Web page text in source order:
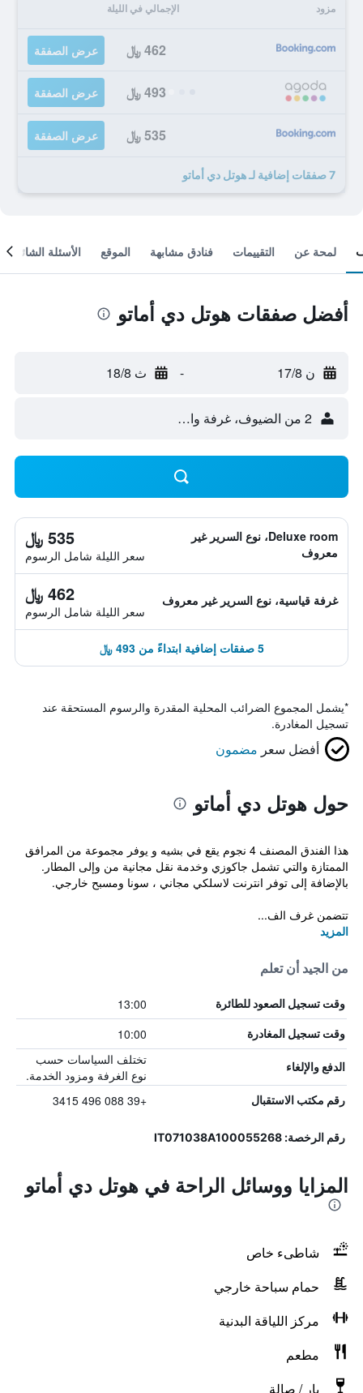
مزود الإجمالي في الليلة
462 ﷼ عرض الصفقة
493 ﷼ عرض الصفقة
535 ﷼ عرض الصفقة
7 صفقات إضافية لـ هوتل دي أماتو
لمحة عن التقييمات فنادق مشابهة الموقع الأسئلة الشائعة
أفضل صفقات هوتل دي أماتو
ن 17/8 - ث 18/8
2 من الضيوف، غرفة واحدة
Deluxe room، نوع السرير غير
معروف
535 ﷼
سعر الليلة شامل الرسوم
غرفة قياسية، نوع السرير غير معروف 462 ﷼
سعر الليلة شامل الرسوم
5 صفقات إضافية ابتداءً من 493 ﷼
*يشمل المجموع الضرائب المحلية المقدرة والرسوم المستحقة عند
تسجيل المغادرة.
أفضل سعر مضمون
حول هوتل دي أماتو
هذا الفندق المصنف 4 نجوم يقع في بشيه و يوفر مجموعة من المرافق
الممتازة والتي تشمل جاكوزي وخدمة نقل مجانية من وإلى المطار.
بالإضافة إلى توفر انترنت لاسلكي مجاني ، سونا ومسبح خارجي.
تتضمن غرف الف...
المزيد
من الجيد أن تعلم
وقت تسجيل الصعود للطائرة 13:00
وقت تسجيل المغادرة 10:00
الدفع والإلغاء
تختلف السياسات حسب
نوع الغرفة ومزود الخدمة.
رقم مكتب الاستقبال +39 088 496 3415
رقم الرخصة: IT071038A100055268
المزايا ووسائل الراحة في هوتل دي أماتو
شاطىء خاص
حمام سباحة خارجي
مركز اللياقة البدنية
مطعم
بار / صالة